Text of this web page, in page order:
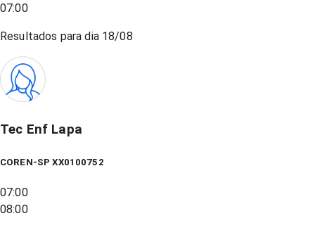
07:00
Resultados para dia 18/08
Tec Enf Lapa
COREN-SP XX0100752
07:00
08:00